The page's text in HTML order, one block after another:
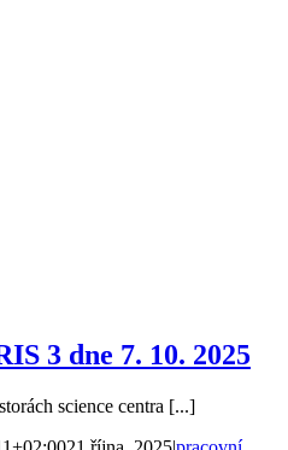
3 dne 7. 10. 2025
science centra [...]